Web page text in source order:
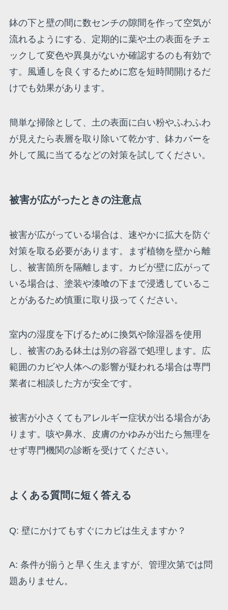
鉢の下と壁の間に数センチの隙間を作って空気が
流れるようにする、定期的に葉や土の表面をチェ
ックして変色や異臭がないか確認するのも有効で
す。風通しを良くするために窓を短時間開けるだ
けでも効果があります。
簡単な掃除として、土の表面に白い粉やふわふわ
が見えたら表層を取り除いて乾かす、鉢カバーを
外して風に当てるなどの対策を試してください。
被害が広がったときの注意点
被害が広がっている場合は、速やかに拡大を防ぐ
対策を取る必要があります。まず植物を壁から離
し、被害箇所を隔離します。カビが壁に広がって
いる場合は、塗装や漆喰の下まで浸透しているこ
とがあるため慎重に取り扱ってください。
室内の湿度を下げるために換気や除湿器を使用
し、被害のある鉢土は別の容器で処理します。広
範囲のカビや人体への影響が疑われる場合は専門
業者に相談した方が安全です。
被害が小さくてもアレルギー症状が出る場合があ
ります。咳や鼻水、皮膚のかゆみが出たら無理を
せず専門機関の診断を受けてください。
よくある質問に短く答える
Q: 壁にかけてもすぐにカビは生えますか？
A: 条件が揃うと早く生えますが、管理次第では問
題ありません。